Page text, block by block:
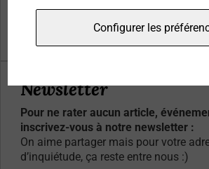
Newsletter
Pour ne rater aucun article,
inscrivez-vous à notre newsletter :
On aime partager mais pour votre
d’inquiétude, ça reste entre nous :)
Configurer les